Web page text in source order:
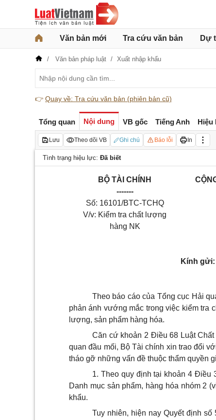
Văn bản mới Tra cứu văn bản Dự
Văn bản pháp luật Xuất nhập khẩu
👉 Quay về: Tra cứu văn bản (phiên bản cũ)
Tổng quan Nội dung VB gốc Tiếng Anh Hiệu
Lưu Theo dõi VB Ghi chú Báo lỗi In
Tình trạng hiệu lực: Đã biết
BỘ TÀI CHÍNH
-------
Số: 16101/BTC-TCHQ
V/v: Kiểm tra chất lượng
hàng NK
Kính gửi:
Theo báo cáo của Tổng cục Hải
phản ánh vướng mắc trong việc kiểm tra
lượng, sản phẩm hàng hóa.
Căn cứ khoản 2 Điều 68 Luật
quan đầu mối, Bộ Tài chính xin trao đổi
tháo gỡ những vấn đề thuộc thẩm quyền
1. Theo quy định tại khoản 4 Điều
Danh mục sản phẩm, hàng hóa nhóm 2
khẩu.
Tuy nhiên, hiện nay Quyết định